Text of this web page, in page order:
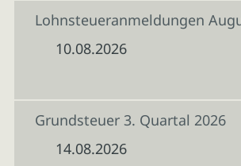
Lohnsteueranmeldungen
10.08.2026
Grundsteuer 3. Quartal 2026
14.08.2026